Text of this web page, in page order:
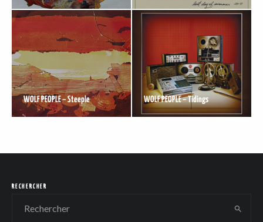
WOLF PEOPLE – Steeple WOLF PEOPLE – Tidings
RECHERCHER